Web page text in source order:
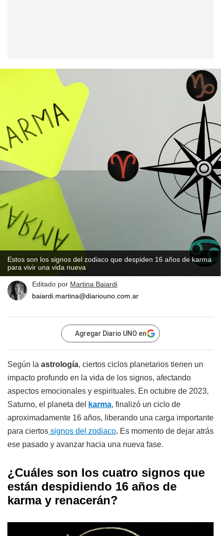
Estos son los signos del zodiaco que despiden 16 años de karma
para vivir una vida nueva
Editado por Martina Baiardi
baiardi.martina@diariouno.com.ar
Agregar Diario UNO en
Según la astrología, ciertos ciclos planetarios tienen un
impacto profundo en la vida de los signos, afectando
aspectos emocionales y espirituales. En octubre de 2023,
Saturno, el planeta del
karma, finalizó un ciclo de
aproximadamente 16 años, liberando una carga importante
para ciertos signos del zodiaco. Es momento de dejar atrás
ese pasado y avanzar hacia una nueva fase.
¿Cuáles son los cuatro signos que
están despidiendo 16 años de
karma y renacerán?